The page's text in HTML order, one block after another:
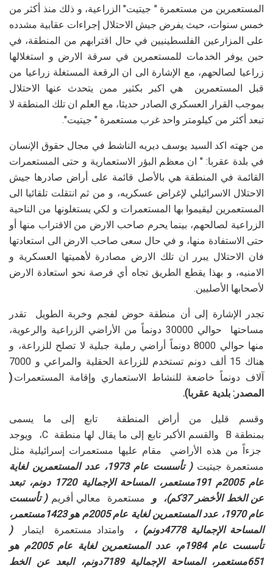
المستعمرين من مستعمرة " جيتيت" الزراعية، و ذلك منذ أكثر من
خمس سنوات، حيث يفرض جيش الاحتلال إجراءات عقابية مشدده
على المزارعين الفلسطينيين في حال اقترابهم من المنطقة، في
حين يوفر الخدمات للمستعمرين في سرقة الارض و استغلالها
زراعيا لصالحهم، مع الإشارة الى ان الرقعة المستغلة زراعيا من
قبل المستعمرين هي اكبر بكثير ممن يتحدث عنها الاحتلال
بموجب القرار العسكري الصادر حديثا، مع العلم ان تلك المنطقة لا
تبعد أكثر من كيلومتر واحد غرب مستعمرة " جيتيت".
من جهته اكد السيد يوسف ديريه الناشط في مجال حقوق الإنسان
في بلدة عقربا: " ان معظم البؤر الاستعمارية و حتى المستعمرات
القائمة في المنطقة هي بالأصل قائمة على أراض صادرها جيش
الاحتلال الاسرائيلي لإغراض عسكريه، و من ثم انتقلت تلقائيا الى
المستعمرين ليقيموا بها المستعمرات و لكي يستغلونها من الناحية
الزراعية لصالحهم، بينما يحرم صاحب الارض من الاقتراب منها أو
حتى الاستفادة منها، و في حال سعى صاحب الارض الى استعادتها
فان الاحتلال يبرر ان تلك الارض مصادرة لأهميتها العسكرية و
الامنيه، و بهذا يقطع الطريق تجاه أي فرصة نحو استعادة الارض
لأصحابها الأصليين.
تجدر الإشارة إلى أن منطقة حوض لفجم وخربة الطويل تقدر
مساحتها حوالي 30000 دونماً من الأراضي الزراعية والرعوية،
منها حوالي 8000 دونماً أراضي رملية جبلية لا تصلح للزراعة، و
هناك 15 ألف دونم تستخدم للزراعة الحقلية والمراعي و 7000
آلاف دونماً خاضعة للنشاط الاستعماري وإقامة المستعمرات.(
المصدر: بلدية عقربا).
وقسم قليل من أراض المنطقة تابع إلى ما يسمى
بمنطقة B والقسم الأكبر تابع إلى ما يقال لها منطقة C، ويوجد
جزءاً من هذه الأراضي مقام عليها مستعمرات إسرائيلية مثل
مستعمرة جيتيت
( تأسست عام 1973، عدد المستعمرين لغاية
عام 2005م 191مستعمر، المساحة الإجمالية 1720 دونم، تبعد
عن الخط الأخضر 37كم)، و
مستعمرة معالي أفريم ( تأسست
عام 1970، عدد المستعمرين لغاية عام 2005م هو 1423مستعمر،
المساحة الإجمالية 4778دونم) ،
وامتداد مستعمرة ايتمار(
تأسست عام 1984م، عدد المستعمرين لغاية عام 2005م هو
651مستعمر، المساحة الإجمالية 7189دونم، البعد عن الخط